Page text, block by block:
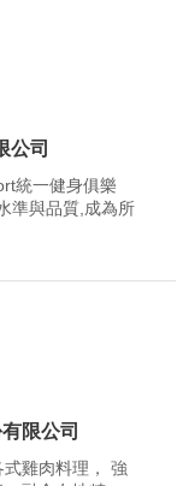
公司
統一健身俱樂
準與品質,成為所
限公司
式雞肉料理， 強